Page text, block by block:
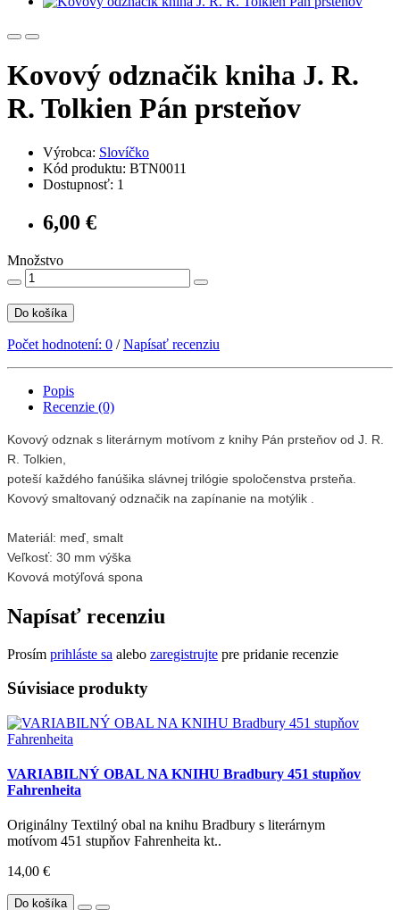
Kovový odznačik kniha J. R.
R. Tolkien Pán prsteňov
Výrobca: Slovíčko
Kód produktu: BTN0011
Dostupnosť: 1
6,00 €
Množstvo
Do košíka
Počet hodnotení: 0 /Napísať recenziu
Popis
Recenzie (0)
Kovový odznak s literárnym motívom z knihy Pán prsteňov od J. R.
R. Tolkien,
poteší každého fanúšika slávnej trilógie spoločenstva prsteňa.
Kovový smaltovaný odznačik na zapínanie na motýlik .
Materiál: meď, smalt
Veľkosť: 30 mm výška
Kovová motýľová spona
Napísať recenziu
Prosím prihláste sa alebo zaregistrujte pre pridanie recenzie
Súvisiace produkty
VARIABILNÝ OBAL NA KNIHU Bradbury 451 stupňov
Fahrenheita
Originálny Textilný obal na knihu Bradbury s literárnym
motívom 451 stupňov Fahrenheita kt..
14,00 €
Do košíka